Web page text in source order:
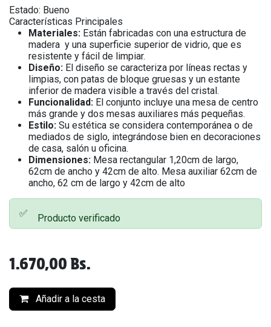
Estado: Bueno
Características Principales
Materiales: Están fabricadas con una estructura de
madera y una superficie superior de vidrio, que es
resistente y fácil de limpiar.
Diseño: El diseño se caracteriza por líneas rectas y
limpias, con patas de bloque gruesas y un estante
inferior de madera visible a través del cristal.
Funcionalidad: El conjunto incluye una mesa de centro
más grande y dos mesas auxiliares más pequeñas.
Estilo: Su estética se considera contemporánea o de
mediados de siglo, integrándose bien en decoraciones
de casa, salón u oficina.
Dimensiones: Mesa rectangular 1,20cm de largo,
62cm de ancho y 42cm de alto. Mesa auxiliar 62cm de
ancho, 62 cm de largo y 42cm de alto
✅ Producto verificado
1.670,00 Bs.
Añadir a la cesta